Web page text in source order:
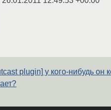
plugin] у кого-нибудь он